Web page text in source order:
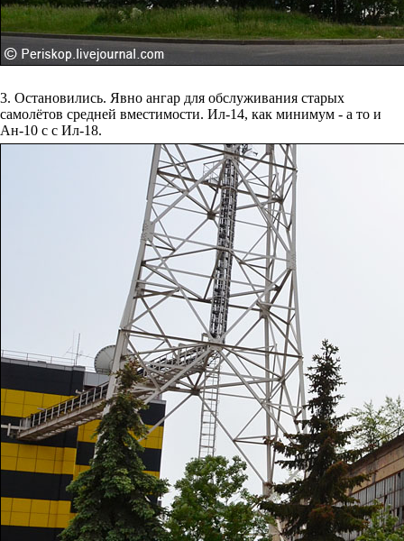
3. Остановились. Явно ангар для обслуживания старых
самолётов средней вместимости. Ил-14, как минимум - а то и
Ан-10 с с Ил-18.